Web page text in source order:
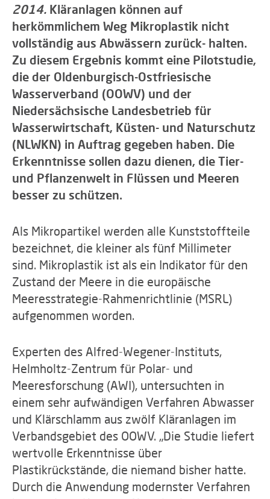
2014. Kläranlagen können auf
herkömmlichem Weg Mikroplastik nicht
vollständig aus Abwässern zurück- halten.
Zu diesem Ergebnis kommt eine Pilotstudie,
die der Oldenburgisch-Ostfriesische
Wasserverband (OOWV) und der
Niedersächsische Landesbetrieb für
Wasserwirtschaft, Küsten- und Naturschutz
(NLWKN) in Auftrag gegeben haben. Die
Erkenntnisse sollen dazu dienen, die Tier-
und Pflanzenwelt in Flüssen und Meeren
besser zu schützen.
Als Mikropartikel werden alle Kunststoffteile
bezeichnet, die kleiner als fünf Millimeter
sind. Mikroplastik ist als ein Indikator für den
Zustand der Meere in die europäische
Meeresstrategie-Rahmenrichtlinie (MSRL)
aufgenommen worden.
Experten des Alfred-Wegener-Instituts,
Helmholtz-Zentrum für Polar- und
Meeresforschung (AWI), untersuchten in
einem sehr aufwändigen Verfahren Abwasser
und Klärschlamm aus zwölf Kläranlagen im
Verbandsgebiet des OOWV. „Die Studie liefert
wertvolle Erkenntnisse über
Plastikrückstände, die niemand bisher hatte.
Durch die Anwendung modernster Verfahren